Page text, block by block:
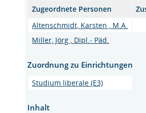
Zugeordnete Personen
Altenschmidt, Karsten , M.A.
Miller, Jörg , Dipl.- Päd.
Zuordnung zu Einrichtungen
Studium liberale (E3)
Inhalt